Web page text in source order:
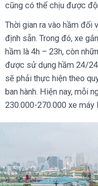
cũng có thể chịu được
Thời gian ra vào hầm đối
định sẵn. Trong đó, xe
hầm là 4h – 23h, còn
được sử dụng hầm 24/
sẽ phải thực hiện theo
ban hành. Hiện nay, mỗi
230.000-270.000 xe máy